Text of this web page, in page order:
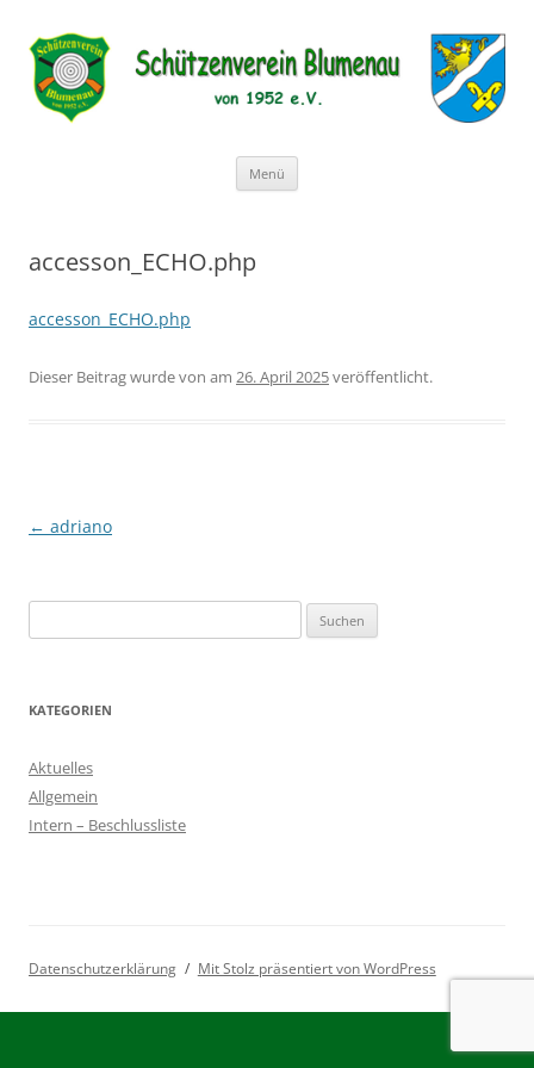
Schützenverein Blumenau von
1952 e.V.
Menü
accesson_ECHO.php
accesson_ECHO.php
Dieser Beitrag wurdevon am 26. April 2025veröffentlicht.
Beitragsnavigation
← adriano
nach:
KATEGORIEN
Aktuelles
Allgemein
Intern – Beschlussliste
Datenschutzerklärung Mit Stolz präsentiert von WordPress